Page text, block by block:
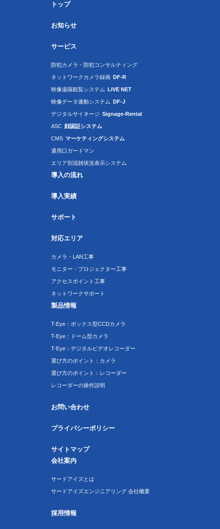
トップ
お知らせ
サービス
防犯カメラ・防犯コンサルティング
ネットワークカメラ録画 DF-R
映像遠隔観覧システム LIVE NET
映像データ連動システム DF-J
デジタルサイネージ Signage-Rental
ASC 顔認証システム
CMS マーケティングシステム
通用口ガードマン
エリア別混雑状況表示システム
導入の流れ
導入実績
サポート
対応エリア
カメラ・LAN工事
モニター・プロジェクター工事
アクセスポイント工事
ネットワークサポート
製品情報
T-Eye：ボックス型CCDカメラ
T-Eye：ドーム型カメラ
T-Eye：デジタルビデオレコーダー
選び方のポイント：カメラ
選び方のポイント：レコーダー
レコーダーの操作説明
お問い合わせ
プライバシーポリシー
サイトマップ
会社案内
サードアイズとは
サードアイズエンジニアリング 会社概要
採用情報